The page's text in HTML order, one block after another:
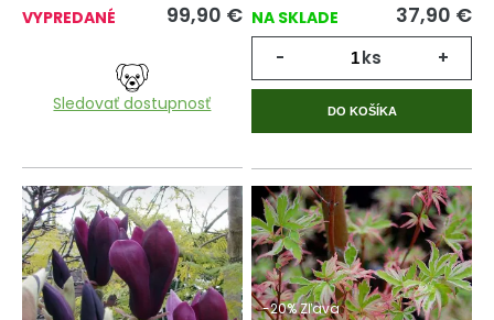
VYPREDANÉ 99,90 €
Sledovať dostupnosť
NA SKLADE 37,90 €
- ks +
DO KOŠÍKA
-20% Zľava